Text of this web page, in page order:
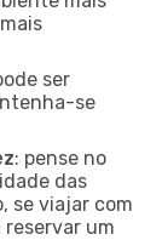
ser
se
: pense no
das
se viajar com
reservar um